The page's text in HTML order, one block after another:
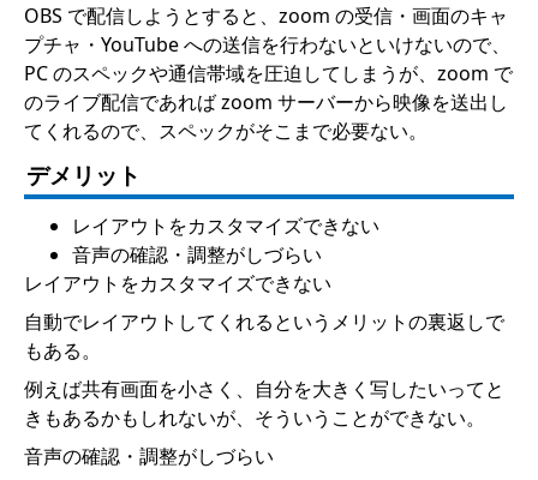
OBS で配信しようとすると、zoom の受信・画面のキャ
プチャ・YouTube への送信を行わないといけないので、
PC のスペックや通信帯域を圧迫してしまうが、zoom で
のライブ配信であれば zoom サーバーから映像を送出し
てくれるので、スペックがそこまで必要ない。
デメリット
レイアウトをカスタマイズできない
音声の確認・調整がしづらい
レイアウトをカスタマイズできない
自動でレイアウトしてくれるというメリットの裏返しで
もある。
例えば共有画面を小さく、自分を大きく写したいってと
きもあるかもしれないが、そういうことができない。
音声の確認・調整がしづらい